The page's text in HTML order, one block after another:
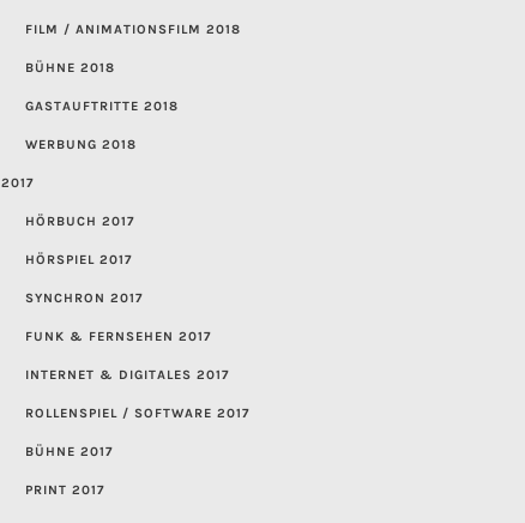
FILM / ANIMATIONSFILM 2018
BÜHNE 2018
GASTAUFTRITTE 2018
WERBUNG 2018
2017
HÖRBUCH 2017
HÖRSPIEL 2017
SYNCHRON 2017
FUNK & FERNSEHEN 2017
INTERNET & DIGITALES 2017
ROLLENSPIEL / SOFTWARE 2017
BÜHNE 2017
PRINT 2017